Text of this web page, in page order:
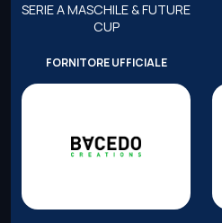
SERIE A MASCHILE & FUTURE
CUP
FORNITORE UFFICIALE